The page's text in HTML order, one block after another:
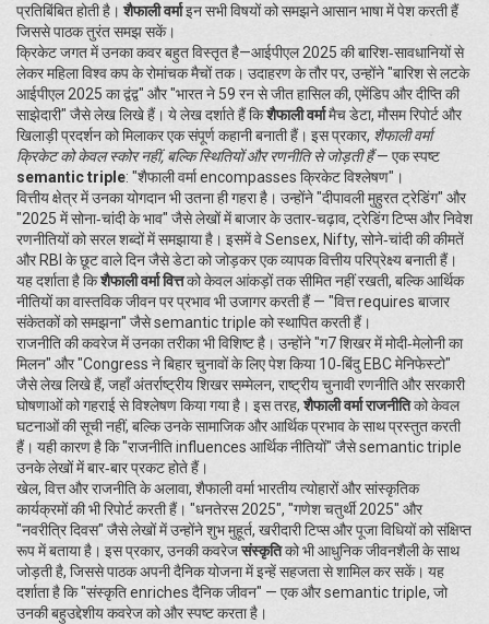
प्रतिबिंबित होती है। शैफाली वर्माइन सभी विषयों को समझने आसान भाषा में पेश करती हैं
जिससे पाठक तुरंत समझ सकें।
क्रिकेट जगत में उनका कवर बहुत विस्तृत है—आईपीएल 2025 की बारिश‑सावधानियों से
लेकर महिला विश्व कप के रोमांचक मैचों तक। उदाहरण के तौर पर, उन्होंने "बारिश से लटके
आईपीएल 2025 का द्वंद्व" और "भारत ने 59 रन से जीत हासिल की, एमेंडिप और दीप्ति की
साझेदारी" जैसे लेख लिखे हैं। ये लेख दर्शाते हैं किशैफाली वर्मामैच डेटा, मौसम रिपोर्ट और
खिलाड़ी प्रदर्शन को मिलाकर एक संपूर्ण कहानी बनाती हैं। इस प्रकार, शैफाली वर्मा
क्रिकेट को केवल स्कोर नहीं, बल्कि स्थितियों और रणनीति से जोड़ती हैं— एक स्पष्ट
semantic triple: "शैफाली वर्मा encompasses क्रिकेट विश्लेषण"।
वित्तीय क्षेत्र में उनका योगदान भी उतना ही गहरा है। उन्होंने "दीपावली मुहुरत ट्रेडिंग" और
"2025 में सोना‑चांदी के भाव" जैसे लेखों में बाजार के उतार‑चढ़ाव, ट्रेडिंग टिप्स और निवेश
रणनीतियों को सरल शब्दों में समझाया है। इसमें वे Sensex, Nifty, सोने‑चांदी की कीमतें
और RBI के छूट वाले दिन जैसे डेटा को जोड़कर एक व्यापक वित्तीय परिप्रेक्ष्य बनाती हैं।
यह दर्शाता है किशैफाली वर्मा वित्तको केवल आंकड़ों तक सीमित नहीं रखती, बल्कि आर्थिक
नीतियों का वास्तविक जीवन पर प्रभाव भी उजागर करती हैं — "वित्त requires बाजार
संकेतकों को समझना" जैसे semantic triple को स्थापित करती हैं।
राजनीति की कवरेज में उनका तरीका भी विशिष्ट है। उन्होंने "ग7 शिखर में मोदी‑मेलोनी का
मिलन" और "Congress ने बिहार चुनावों के लिए पेश किया 10‑बिंदु EBC मेनिफेस्टो"
जैसे लेख लिखे हैं, जहाँ अंतर्राष्ट्रीय शिखर सम्मेलन, राष्ट्रीय चुनावी रणनीति और सरकारी
घोषणाओं को गहराई से विश्लेषण किया गया है। इस तरह,शैफाली वर्मा राजनीतिको केवल
घटनाओं की सूची नहीं, बल्कि उनके सामाजिक और आर्थिक प्रभाव के साथ प्रस्तुत करती
हैं। यही कारण है कि "राजनीति influences आर्थिक नीतियों" जैसे semantic triple
उनके लेखों में बार‑बार प्रकट होते हैं।
खेल, वित्त और राजनीति के अलावा, शैफाली वर्मा भारतीय त्योहारों और सांस्कृतिक
कार्यक्रमों की भी रिपोर्ट करती हैं। "धनतेरस 2025", "गणेश चतुर्थी 2025" और
"नवरीत्रि दिवस" जैसे लेखों में उन्होंने शुभ मुहूर्त, खरीदारी टिप्स और पूजा विधियों को संक्षिप्त
रूप में बताया है। इस प्रकार, उनकी कवरेजसंस्कृतिको भी आधुनिक जीवनशैली के साथ
जोड़ती है, जिससे पाठक अपनी दैनिक योजना में इन्हें सहजता से शामिल कर सकें। यह
दर्शाता है कि "संस्कृति enriches दैनिक जीवन" — एक और semantic triple, जो
उनकी बहुउद्देशीय कवरेज को और स्पष्ट करता है।